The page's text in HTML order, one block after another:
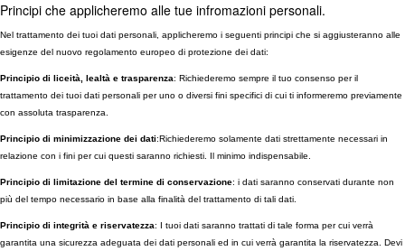
Principi che applicheremo alle tue infromazioni personali.
Nel trattamento dei tuoi dati personali, applicheremo i seguenti principi che si aggiusteranno alle
esigenze del nuovo regolamento europeo di protezione dei dati:
Principio di liceità, lealtà e trasparenza: Richiederemo sempre il tuo consenso per il
trattamento dei tuoi dati personali per uno o diversi fini specifici di cui ti informeremo previamente
con assoluta trasparenza.
Principio di minimizzazione dei dati:Richiederemo solamente dati strettamente necessari in
relazione con i fini per cui questi saranno richiesti. Il minimo indispensabile.
Principio di limitazione del termine di conservazione: i dati saranno conservati durante non
più del tempo necessario in base alla finalità del trattamento di tali dati.
Principio di integrità e riservatezza: I tuoi dati saranno trattati di tale forma per cui verrà
garantita una sicurezza adeguata dei dati personali ed in cui verrà garantita la riservatezza. Devi